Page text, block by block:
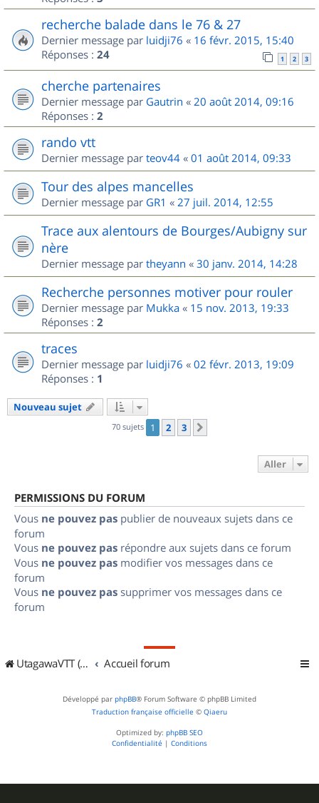
recherche balade dans le 76 & 27
Dernier message par luidji76 « 16 févr. 2015, 15:40
Réponses : 24 1 2 3
cherche partenaires
Dernier message par Gautrin « 20 août 2014, 09:16
Réponses : 2
rando vtt
Dernier message par teov44 « 01 août 2014, 09:33
Tour des alpes mancelles
Dernier message par GR1 « 27 juil. 2014, 12:55
Trace aux alentours de Bourges/Aubigny sur
nère
Dernier message par theyann « 30 janv. 2014, 14:28
Recherche personnes motiver pour rouler
Dernier message par Mukka « 15 nov. 2013, 19:33
Réponses : 2
traces
Dernier message par luidji76 « 02 févr. 2013, 19:09
Réponses : 1
Nouveau sujet
70 sujets 1 2 3
Aller
PERMISSIONS DU FORUM
Vous ne pouvez pas publier de nouveaux sujets dans ce
forum
Vous ne pouvez pas répondre aux sujets dans ce forum
Vous ne pouvez pas modifier vos messages dans ce
forum
Vous ne pouvez pas supprimer vos messages dans ce
forum
UtagawaVTT (Randos VTT et VTTAE avec traces GPS) Accueil forum
Développé par phpBB® Forum Software © phpBB Limited
Traduction française officielle © Qiaeru
Optimized by: phpBB SEO
Confidentialité | Conditions